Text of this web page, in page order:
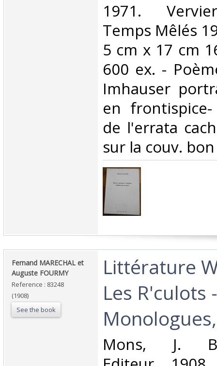
‎1971.
Temps Mêlés
5 cm x 17 cm
600 ex. -
Imhauser
en
de l'errata
sur la couv.
‎Fernand MARECHAL et
Auguste FOURMY‎
Reference : 83248
(1908)
See the book
‎Littérature
Les R'culots
‎Mons, J.